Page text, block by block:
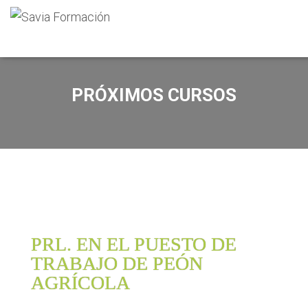
PRÓXIMOS CURSOS
PRL. EN EL PUESTO DE
TRABAJO DE PEÓN
AGRÍCOLA